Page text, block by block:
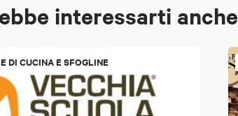
interessarti anche
DI CUCINA E SFOGLINE